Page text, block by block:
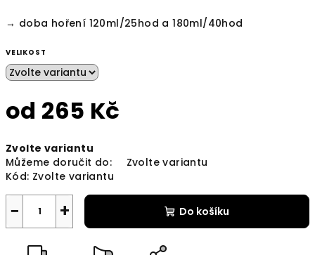
→ doba hoření 120ml/25hod a 180ml/40hod
VELIKOST
od 265 Kč
cena:
Zvolte variantu
Můžeme doručit do:
Zvolte variantu
Kód: Zvolte variantu
+
− Do košíku